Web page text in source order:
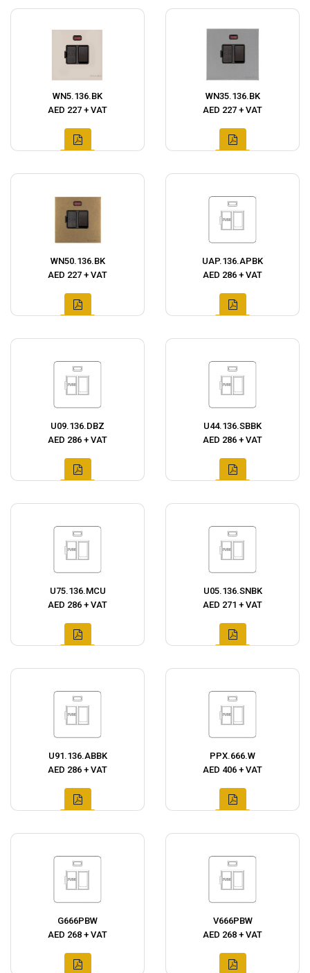
WN5.136.BK
AED 227 + VAT
WN35.136.BK
AED 227 + VAT
WN50.136.BK
AED 227 + VAT
UAP.136.APBK
AED 286 + VAT
U09.136.DBZ
AED 286 + VAT
U44.136.SBBK
AED 286 + VAT
U75.136.MCU
AED 286 + VAT
U05.136.SNBK
AED 271 + VAT
U91.136.ABBK
AED 286 + VAT
PPX.666.W
AED 406 + VAT
G666PBW
AED 268 + VAT
V666PBW
AED 268 + VAT